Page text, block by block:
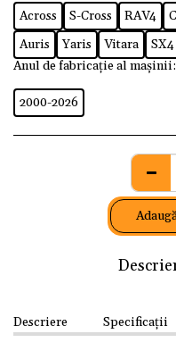
Across S-Cross RAV4
Auris
Yaris Vitara SX4
Anul de fabricație al mașinii:
2000-2026
Descriere Specificații